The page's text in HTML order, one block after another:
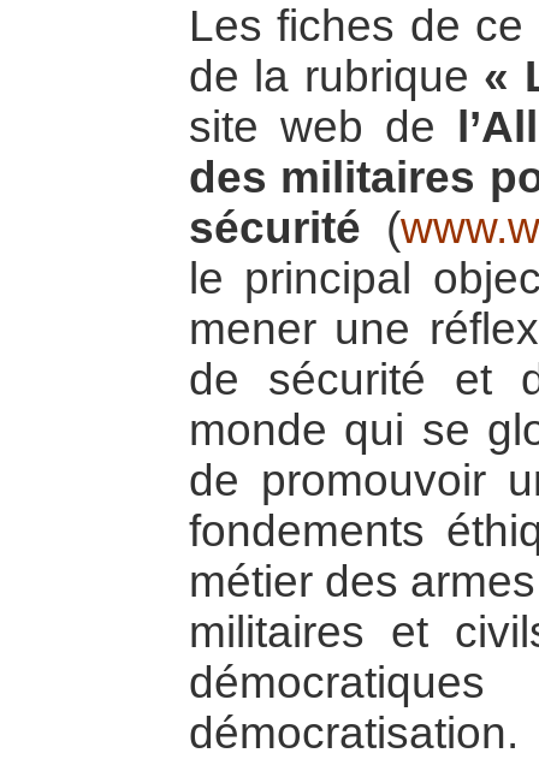
Les fiches de
de la rubrique «
site web de
des militaires
sécurité (
le principal
mener une
de sécurité et
monde qui se
de promouvoir
fondements
métier des
militaires et
démocratisation.